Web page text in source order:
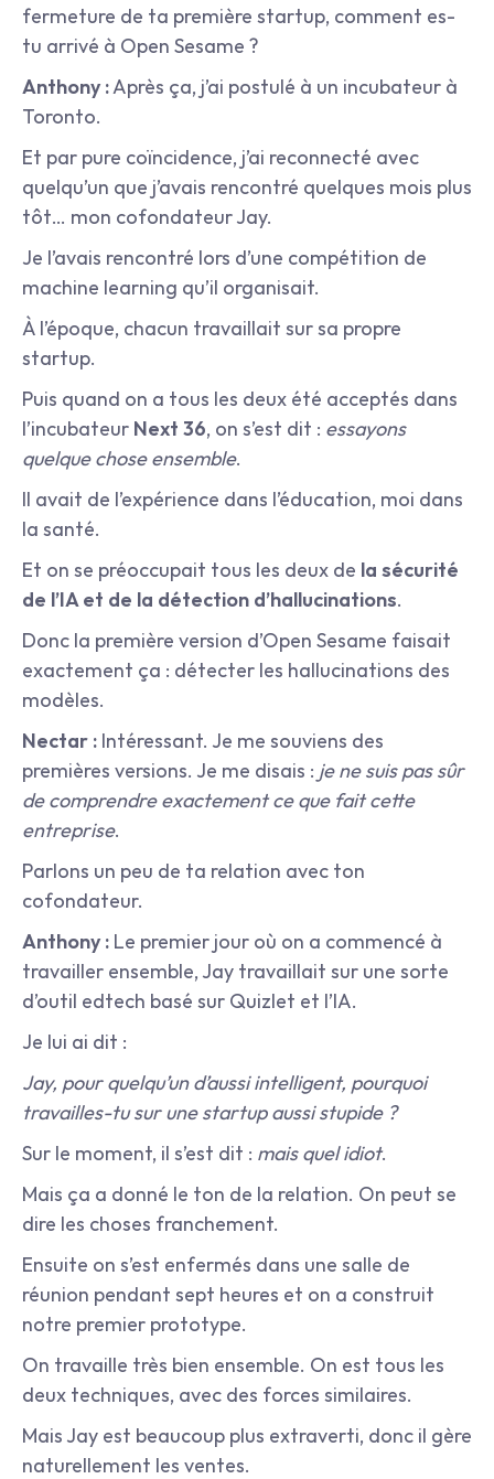
fermeture de ta première startup, comment es-
tu arrivé à Open Sesame ?
Anthony : Après ça, j’ai postulé à un incubateur à
Toronto.
Et par pure coïncidence, j’ai reconnecté avec
quelqu’un que j’avais rencontré quelques mois plus
tôt… mon cofondateur Jay.
Je l’avais rencontré lors d’une compétition de
machine learning qu’il organisait.
À l’époque, chacun travaillait sur sa propre
startup.
Puis quand on a tous les deux été acceptés dans
l’incubateur Next 36, on s’est dit : essayons
quelque chose ensemble.
Il avait de l’expérience dans l’éducation, moi dans
la santé.
Et on se préoccupait tous les deux de la sécurité
de l’IA et de la détection d’hallucinations.
Donc la première version d’Open Sesame faisait
exactement ça : détecter les hallucinations des
modèles.
Nectar : Intéressant. Je me souviens des
premières versions. Je me disais : je ne suis pas sûr
de comprendre exactement ce que fait cette
entreprise.
Parlons un peu de ta relation avec ton
cofondateur.
Anthony : Le premier jour où on a commencé à
travailler ensemble, Jay travaillait sur une sorte
d’outil edtech basé sur Quizlet et l’IA.
Je lui ai dit :
Jay, pour quelqu’un d’aussi intelligent, pourquoi
travailles-tu sur une startup aussi stupide ?
Sur le moment, il s’est dit : mais quel idiot.
Mais ça a donné le ton de la relation. On peut se
dire les choses franchement.
Ensuite on s’est enfermés dans une salle de
réunion pendant sept heures et on a construit
notre premier prototype.
On travaille très bien ensemble. On est tous les
deux techniques, avec des forces similaires.
Mais Jay est beaucoup plus extraverti, donc il gère
naturellement les ventes.